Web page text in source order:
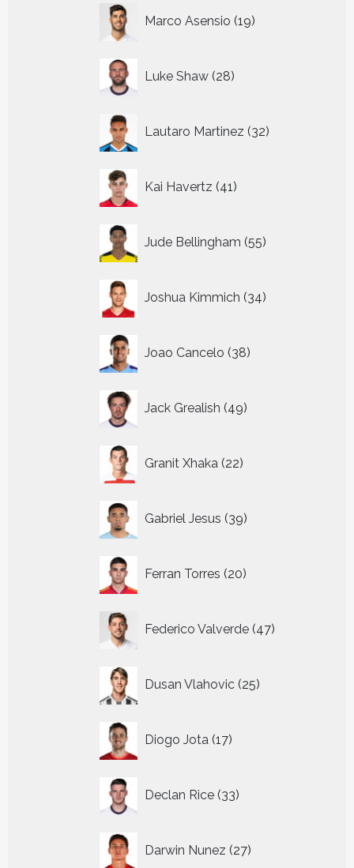
Marco Asensio 19
producten
Luke Shaw 28
producten
Lautaro Martinez 32
producten
Kai Havertz 41
producten
Jude Bellingham 55
producten
Joshua Kimmich 34
producten
Joao Cancelo 38
producten
Jack Grealish 49
producten
Granit Xhaka 22
producten
Gabriel Jesus 39
producten
Ferran Torres 20
producten
Federico Valverde 47
producten
Dusan Vlahovic 25
producten
Diogo Jota 17
producten
Declan Rice 33
producten
Darwin Nunez 27
producten